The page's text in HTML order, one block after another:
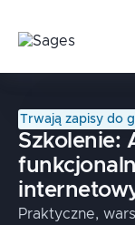
Trwają zapisy do
Szkolenie:
Praktyczne,